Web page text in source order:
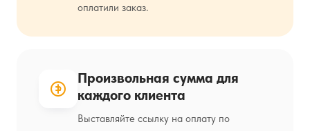
оплатили заказ.
Произвольная сумма для
каждого клиента
Выставляйте ссылку на оплату по